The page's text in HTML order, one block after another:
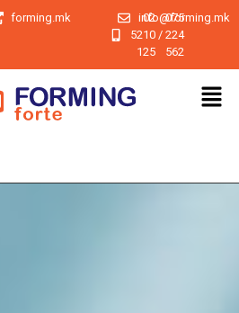
forming.mk
02
5210
125
/
075
224
562
info@forming.mk